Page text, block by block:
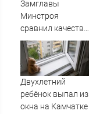
Замглавы
Минстроя
сравнил качество
недвижимости в
США и России
Двухлетний
ребёнок выпал из
окна на Камчатке